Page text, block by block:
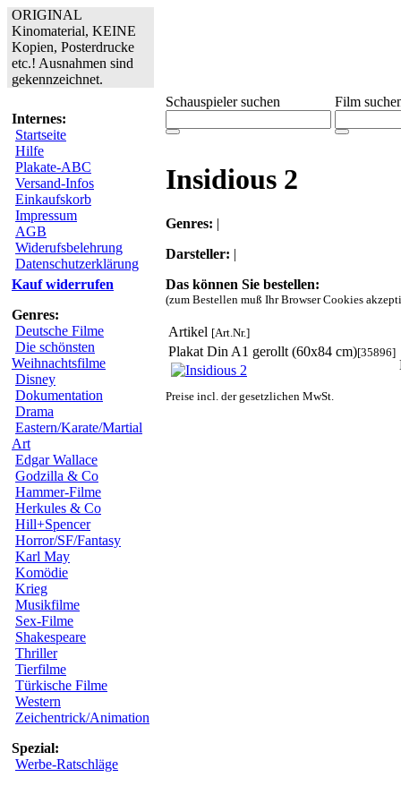
ORIGINAL
Kinomaterial, KEINE
Kopien, Posterdrucke
etc.! Ausnahmen sind
gekennzeichnet.
Internes:
Startseite
Hilfe
Plakate-ABC
Versand-Infos
Einkaufskorb
Impressum
AGB
Widerufsbelehrung
Datenschutzerklärung
Kauf widerrufen
Genres:
Deutsche Filme
Die schönsten
Weihnachtsfilme
Disney
Dokumentation
Drama
Eastern/Karate/Martial
Art
Edgar Wallace
Godzilla & Co
Hammer-Filme
Herkules & Co
Hill+Spencer
Horror/SF/Fantasy
Karl May
Komödie
Krieg
Musikfilme
Sex-Filme
Shakespeare
Thriller
Tierfilme
Türkische Filme
Western
Zeichentrick/Animation
Spezial:
Werbe-Ratschläge
Schauspieler suchen Film
Insidious 2
Genres: |
Darsteller: |
Das können Sie bestellen:
(zum Bestellen muß Ihr Browser Cookies
Artikel [Art.Nr.]
Plakat Din A1 gerollt (60x84 cm)[35896]
Preise incl. der gesetzlichen MwSt.